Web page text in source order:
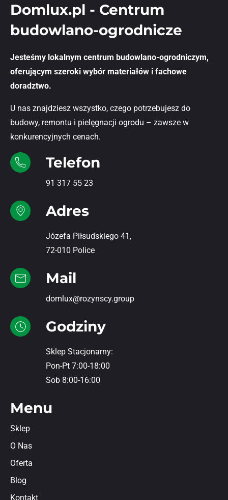
Domlux.pl - Centrum
budowlano-ogrodnicze
Jesteśmy lokalnym centrum budowlano-ogrodniczym,
oferującym szeroki wybór materiałów i fachowe
doradztwo.
U nas znajdziesz wszystko, czego potrzebujesz do
budowy, remontu i pielęgnacji ogrodu – zawsze w
konkurencyjnych cenach.
Telefon
91 317 55 23
Adres
Józefa Piłsudskiego 41,
72-010 Police
Mail
domlux@rozynscy.group
Godziny
Sklep Stacjonarny:
Pon-Pt 7:00-18:00
Sob 8:00-16:00
Menu
Sklep
O Nas
Oferta
Blog
Kontakt